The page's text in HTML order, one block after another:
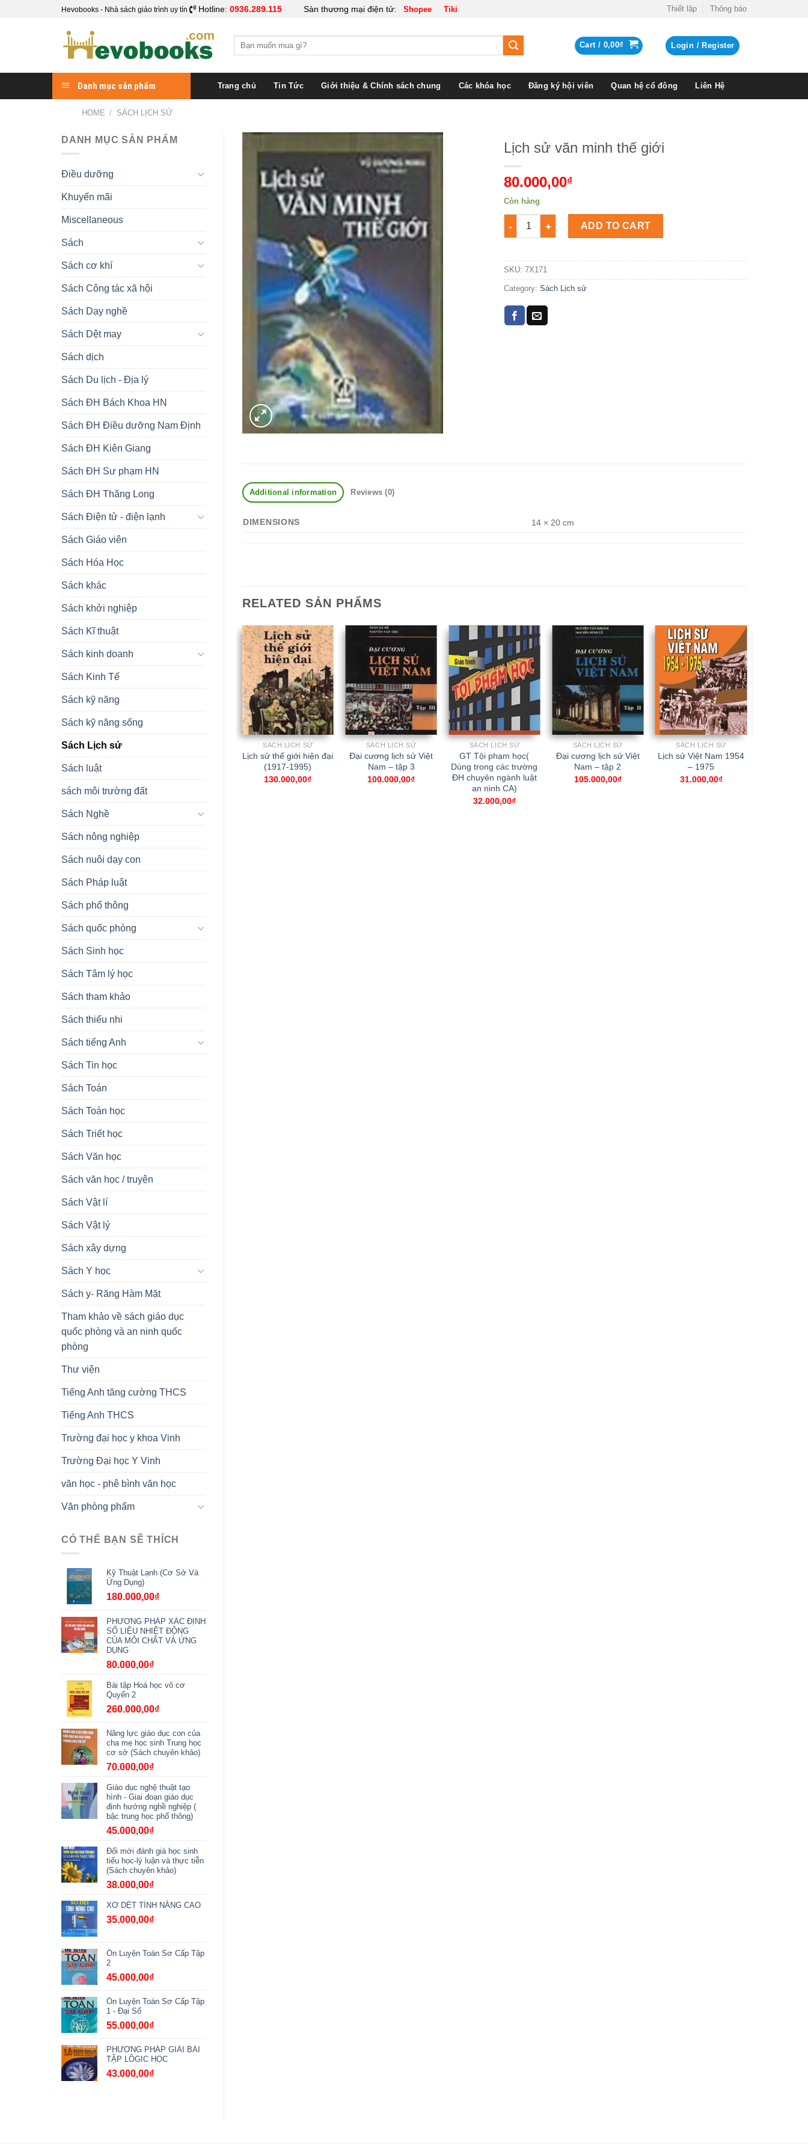
Hevobooks - Nhà sách giáo trình uy tín Hotline: 0936.289.115 Sàn thương mại điện tử: Shopee Tiki Thiết lập Thông báo
Search
Cart / 0,00₫ Login / Register
Danh mục sản phẩm Trang chủ Tin Tức Giới thiệu & Chính sách chung Các khóa học Đăng ký hội viên Quan hệ cổ đông Liên Hệ
HOME / SÁCH LỊCH SỬ
DANH MỤC SẢN PHẨM
Điều dưỡng
Khuyến mãi
Miscellaneous
Sách
Sách cơ khí
Sách Công tác xã hội
Sách Dạy nghề
Sách Dệt may
Sách dịch
Sách Du lịch - Địa lý
Sách ĐH Bách Khoa HN
Sách ĐH Điều dưỡng Nam Định
Sách ĐH Kiên Giang
Sách ĐH Sư phạm HN
Sách ĐH Thăng Long
Sách Điện tử - điện lạnh
Sách Giáo viên
Sách Hóa Học
Sách khác
Sách khởi nghiệp
Sách Kĩ thuật
Sách kinh doanh
Sách Kinh Tế
Sách kỹ năng
Sách kỹ năng sống
Sách Lịch sử
Sách luật
sách môi trường đất
Sách Nghề
Sách nông nghiệp
Sách nuôi dạy con
Sách Pháp luật
Sách phổ thông
Sách quốc phòng
Sách Sinh học
Sách Tâm lý học
Sách tham khảo
Sách thiếu nhi
Sách tiếng Anh
Sách Tin học
Sách Toán
Sách Toán học
Sách Triết học
Sách Văn học
Sách văn học / truyện
Sách Vật lí
Sách Vật lý
Sách xây dựng
Sách Y học
Sách y- Răng Hàm Mặt
Tham khảo về sách giáo dục
quốc phòng và an ninh quốc
phòng
Thư viện
Tiếng Anh tăng cường THCS
Tiếng Anh THCS
Trường đại học y khoa Vinh
Trường Đại học Y Vinh
văn học - phê bình văn học
Văn phòng phẩm
CÓ THỂ BẠN SẼ THÍCH
Kỹ Thuật Lạnh (Cơ Sở Và
Ứng Dụng)
180.000,00₫
PHƯƠNG PHÁP XÁC ĐỊNH
SỐ LIỆU NHIỆT ĐỘNG
CỦA MÔI CHẤT VÀ ỨNG
DỤNG
80.000,00₫
Bài tập Hoá học vô cơ
Quyển 2
260.000,00₫
Năng lực giáo dục con của
cha mẹ học sinh Trung học
cơ sở (Sách chuyên khảo)
70.000,00₫
Giáo dục nghệ thuật tạo
hình - Giai đoạn giáo dục
định hướng nghề nghiệp (
bậc trung học phổ thông)
45.000,00₫
Đổi mới đánh giá học sinh
tiểu học-lý luận và thực tiễn
(Sách chuyên khảo)
38.000,00₫
XƠ DỆT TÍNH NĂNG CAO
35.000,00₫
Ôn Luyện Toán Sơ Cấp Tập
2
45.000,00₫
Ôn Luyện Toán Sơ Cấp Tập
1 - Đại Số
55.000,00₫
PHƯƠNG PHÁP GIẢI BÀI
TẬP LÔGIC HỌC
43.000,00₫
Lịch sử văn minh thế giới
80.000,00₫
Còn hàng
Lịch sử văn minh thế giới Số lượng
ADD TO CART
SKU: 7X171
Category: Sách Lịch sử
Additional information Reviews (0)
DIMENSIONS 14 × 20 cm
RELATED SẢN PHẨMS
SÁCH LỊCH SỬ
Lịch sử thế giới hiện đại
(1917-1995)
130.000,00₫
SÁCH LỊCH SỬ
Đại cương lịch sử Việt
Nam – tập 3
100.000,00₫
SÁCH LỊCH SỬ
GT Tội phạm học(
Dùng trong các trường
ĐH chuyên ngành luật
an ninh CA)
32.000,00₫
SÁCH LỊCH SỬ
Đại cương lịch sử Việt
Nam – tập 2
105.000,00₫
SÁCH LỊCH SỬ
Lịch sử Việt Nam 1954
– 1975
31.000,00₫
SÁCH LỊCH SỬ
Nam(toàn tập)